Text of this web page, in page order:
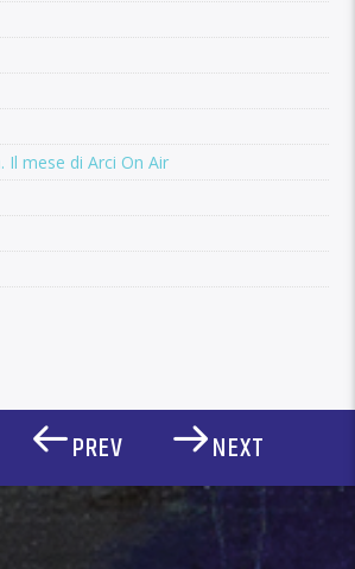
mese di Arci On Air
PREV NEXT